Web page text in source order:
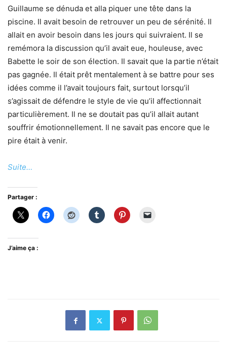
Guillaume se dénuda et alla piquer une tête dans la
piscine. Il avait besoin de retrouver un peu de sérénité. Il
allait en avoir besoin dans les jours qui suivraient. Il se
remémora la discussion qu’il avait eue, houleuse, avec
Babette le soir de son élection. Il savait que la partie n’était
pas gagnée. Il était prêt mentalement à se battre pour ses
idées comme il l’avait toujours fait, surtout lorsqu’il
s’agissait de défendre le style de vie qu’il affectionnait
particulièrement. Il ne se doutait pas qu’il allait autant
souffrir émotionnellement. Il ne savait pas encore que le
pire était à venir.
Suite…
Partager :
J’aime ça :